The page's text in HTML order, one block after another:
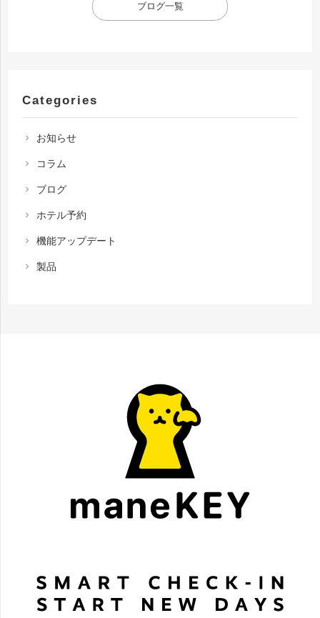
ブログ一覧
Categories
chevron_right お知らせ
chevron_right コラム
chevron_right ブログ
chevron_right ホテル予約
chevron_right 機能アップデート
chevron_right 製品